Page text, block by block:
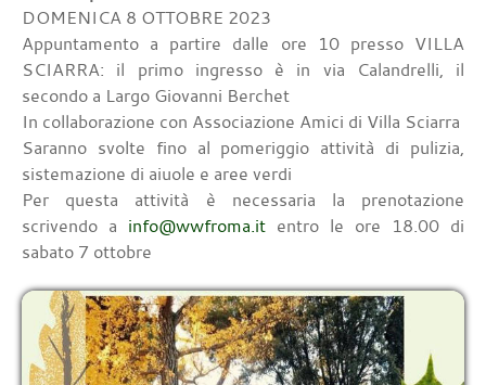
DOMENICA 8 OTTOBRE 2023
Appuntamento a partire dalle ore 10 presso VILLA
SCIARRA: il primo ingresso è in via Calandrelli, il
secondo a Largo Giovanni Berchet
In collaborazione con Associazione Amici di Villa Sciarra
Saranno svolte fino al pomeriggio attività di pulizia,
sistemazione di aiuole e aree verdi
Per questa attività è necessaria la prenotazione
scrivendo a info@wwfroma.it entro le ore 18.00 di
sabato 7 ottobre